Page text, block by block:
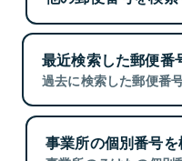
最近検索した郵便番
過去に検索した郵便番
事業所の個別番号を